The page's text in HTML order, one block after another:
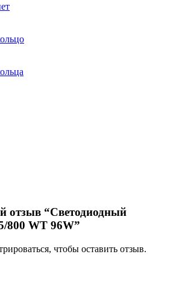
отзыв “Светодиодный
800 WT 96W”
чтобы оставить отзыв.